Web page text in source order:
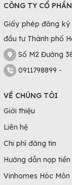
CÔNG TY CỔ
Giấy phép đăng ký
đầu tư Thành phố
Số M2 Đường
0911798899 -
VỀ CHÚNG TÔI
Giới thiệu
Liên hệ
Chi phí đăng tin
Hướng dẫn nạp tiền
Vinhomes Hóc Môn